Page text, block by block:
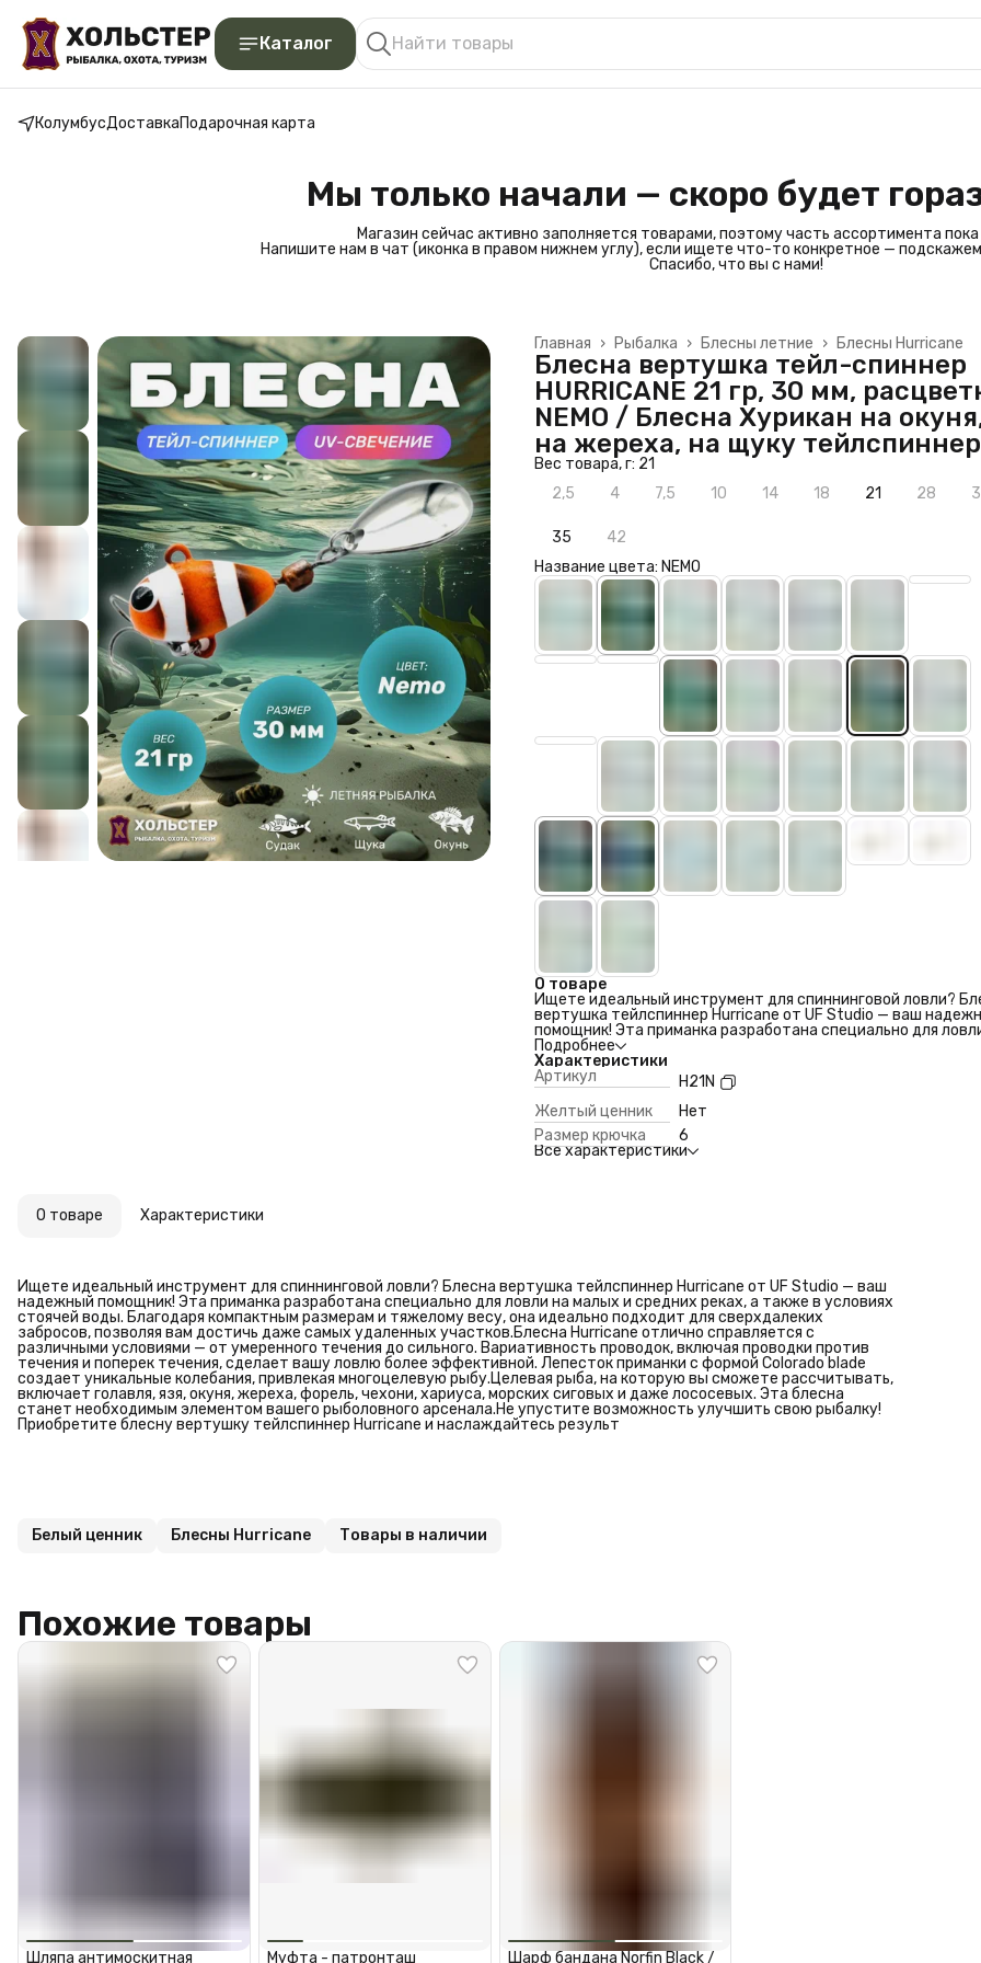
Каталог
КолумбусДоставкаПодарочная карта
Мы только начали — скоро будет
Магазин сейчас активно заполняется товарами, поэтому часть ассортимента
Напишите нам в чат (иконка в правом нижнем углу), если ищете что-то конкретное —
Спасибо, что вы с нами!
Блесны Hurricane
Блесны летние ›
Рыбалка ›
Главная ›
Блесна вертушка тейл-спиннер
HURRICANE 21 гр, 30 мм,
NEMO / Блесна Хурикан на
на жереха, на щуку тейлспиннер
Вес товара, г: 21
2,5
4 7,5 10 14 18 21 28
35
42
Название цвета: NEMO
О товаре
Ищете идеальный инструмент для спиннинговой ловли?
вертушка тейлспиннер Hurricane от UF Studio — ваш
помощник! Эта приманка разработана специально для
малых и средних реках, а также в условиях стоячей воды.
Благодаря компактным размерам и тяжелому весу, она
подходит для сверхдалеких забросов, позволяя вам достичь
даже самых удаленных участков.Блесна Hurricane отлично
справляется с различными условиями — от умеренного
до сильного. Вариативность проводок, включая проводки
против течения и поперек течения, сделает вашу ловлю
эффективной. Лепесток приманки с формой Colorado blade
Подробнее
Характеристики
Артикул
H21N
Желтый ценник
Нет
Размер крючка
6
Все характеристики
О товаре Характеристики
Ищете идеальный инструмент для спиннинговой ловли? Блесна вертушка тейлспиннер Hurricane от UF Studio — ваш
надежный помощник! Эта приманка разработана специально для ловли на малых и средних реках, а также в условиях
стоячей воды. Благодаря компактным размерам и тяжелому весу, она идеально подходит для сверхдалеких
забросов, позволяя вам достичь даже самых удаленных участков.Блесна Hurricane отлично справляется с
различными условиями — от умеренного течения до сильного. Вариативность проводок, включая проводки против
течения и поперек течения, сделает вашу ловлю более эффективной. Лепесток приманки с формой Colorado blade
создает уникальные колебания, привлекая многоцелевую рыбу.Целевая рыба, на которую вы сможете рассчитывать,
включает голавля, язя, окуня, жереха, форель, чехони, хариуса, морских сиговых и даже лососевых. Эта блесна
станет необходимым элементом вашего рыболовного арсенала.Не упустите возможность улучшить свою рыбалку!
Приобретите блесну вертушку тейлспиннер Hurricane и наслаждайтесь результ
Белый ценник Блесны Hurricane Товары в наличии
Похожие товары
Шляпа антимоскитная
Муфта - патронташ
Шарф бандана Norfin Black /